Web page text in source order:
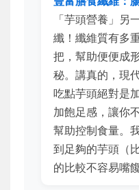
「芋頭營養」另
纖！纖維質有多
把，幫助便便成
秘。講真的，現
吃點芋頭絕對是
加飽足感，讓你
幫助控制食量。
到足夠的芋頭（
的比較不容易嘴